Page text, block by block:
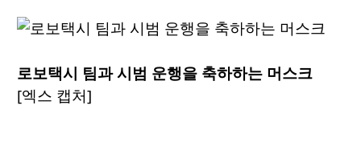
로보택시 팀과 시범 운행을 축하하는 머스크
[엑스 캡처]